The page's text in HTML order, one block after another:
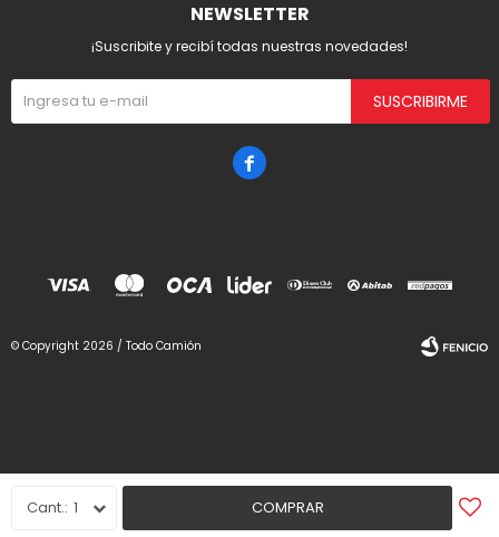
1 COMPRAR
NEWSLETTER
¡Suscribite y recibí todas nuestras novedades!
SUSCRIBIRME

© Copyright 2026 / Todo Camión
Fenicio